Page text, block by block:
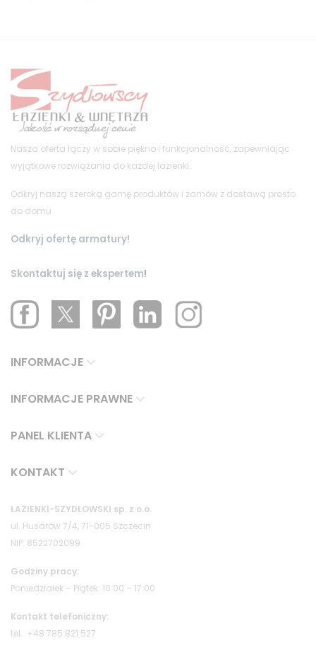
Nasza oferta łączy w sobie piękno i funkcjonalność, zapewniając
wyjątkowe rozwiązania do każdej łazienki.
Odkryj naszą szeroką gamę produktów i zamów z dostawą prosto
do domu.
Odkryj ofertę armatury!
Skontaktuj się z ekspertem!
INFORMACJE
INFORMACJE PRAWNE
PANEL KLIENTA
KONTAKT
ŁAZIENKI-SZYDŁOWSKI sp. z o.o.
ul. Husarów 7/4, 71-005 Szczecin
NIP: 8522702099
Godziny pracy:
Poniedziałek – Piątek: 10:00 – 17:00
Kontakt telefoniczny:
tel.: +48 785 821 527